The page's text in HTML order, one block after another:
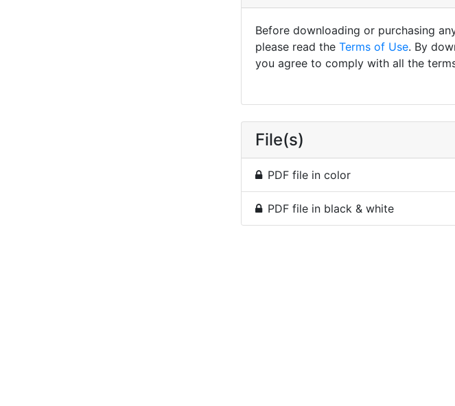
Before downloading or purchasing
please read the Terms of Use. By
you agree to comply with all the
File(s)
PDF file in color
PDF file in black & white